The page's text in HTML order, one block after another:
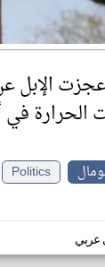
الإبل عن
الحرارة في
Politics
عربي